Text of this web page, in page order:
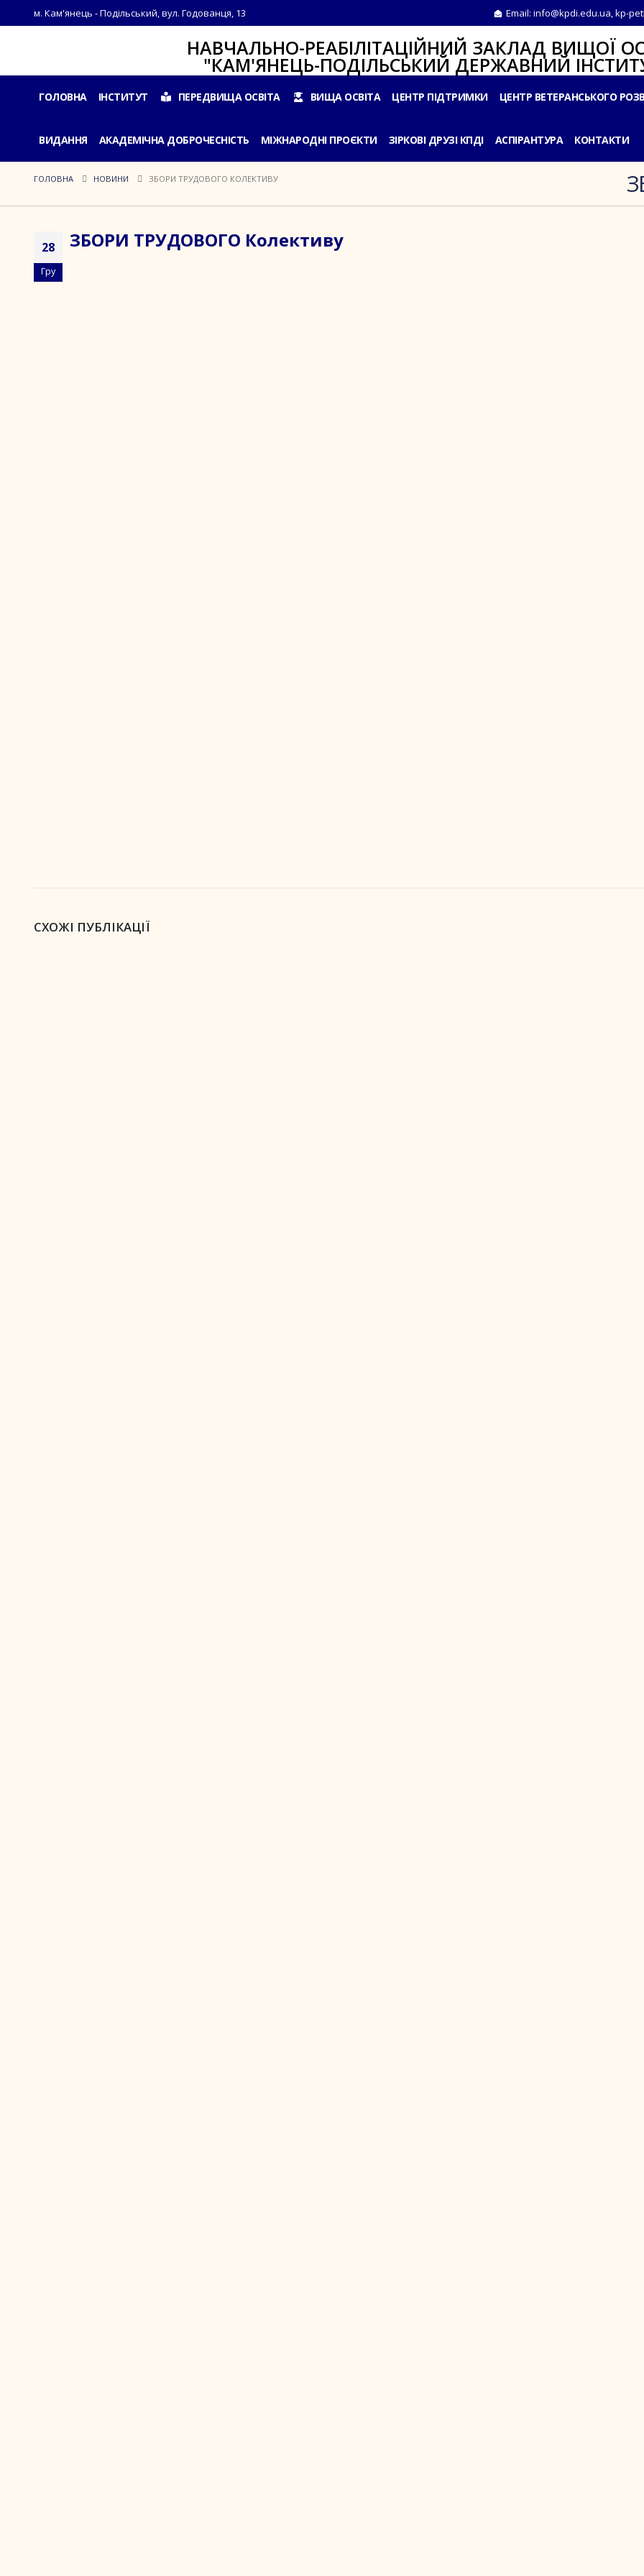
м. Кам'янець - Подільський, вул. Годованця, 13 Email: info@kpdi.edu.ua,kp-
НАВЧАЛЬНО-РЕАБІЛІТАЦІЙНИЙ ЗАКЛАД ВИЩОЇ
"КАМ'ЯНЕЦЬ-ПОДІЛЬСЬКИЙ ДЕРЖАВНИЙ
ГОЛОВНА ІНСТИТУТ ПЕРЕДВИЩА ОСВІТА ВИЩА ОСВІТА ЦЕНТР ПІДТРИМКИ ЦЕНТР ВЕТЕРАНСЬКОГО
ВИДАННЯ АКАДЕМІЧНА ДОБРОЧЕСНІСТЬ МІЖНАРОДНІ ПРОЄКТИ ЗІРКОВІ ДРУЗІ КПДІ АСПІРАНТУРА КОНТАКТИ
ГОЛОВНА НОВИНИ ЗБОРИ ТРУДОВОГО КОЛЕКТИВУ
28
Гру
ЗБОРИ ТРУДОВОГО Колективу
СХОЖІ ПУБЛІКАЦІЇ